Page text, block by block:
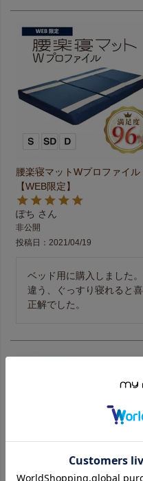
腰楽寝マットWプロファイ
【WEB限定】
ぽち
非公開
投稿日
2021/04/19
ベッド用に購入しました
違う、ぐっすり寝れると